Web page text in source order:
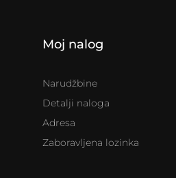
Moj nalog
Narudžbine
Detalji naloga
Adresa
Zaboravljena lozinka